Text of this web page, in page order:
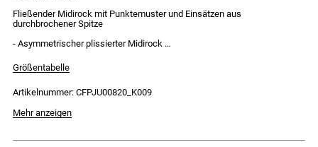
Fließender Midirock mit Punktemuster und Einsätzen aus
durchbrochener Spitze
- Asymmetrischer plissierter Midirock
- Transparente Einsätze aus durchbrochener Spitze
- Bindebänder an der Taille
Größentabelle
Artikelnummer: CFPJU00820_K009
Mehr anzeigen